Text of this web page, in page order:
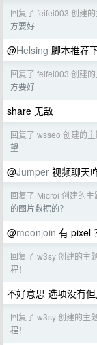
回复了 feifei003 创建
方要好
@Helsing 脚本推荐
回复了 feifei003 创建
方要好
share 无敌
回复了 wsseo 创建的
望
@Jumper 视频聊天
回复了 Microi 创建的主
的图片数据的？
@moonjoin 有 pixel
回复了 w3sy 创建的主
程！
不好意思 选项没有
回复了 w3sy 创建的主
程！